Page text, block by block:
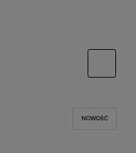
NOWOŚĆ